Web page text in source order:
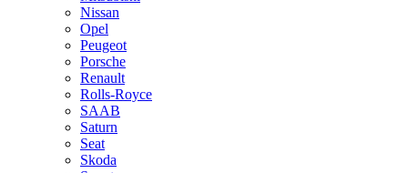
Nissan
Opel
Peugeot
Porsche
Renault
Rolls-Royce
SAAB
Saturn
Seat
Skoda